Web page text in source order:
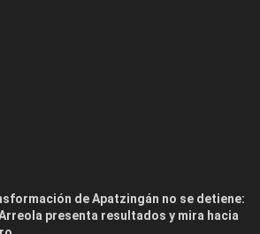
de Apatzingán no se detiene:
presenta resultados y mira hacia